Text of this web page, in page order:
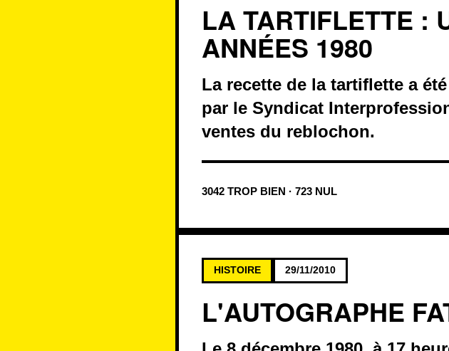
LA TARTIFLETTE :
ANNÉES 1980
La recette de la tartiflette a
par le Syndicat
ventes du reblochon.
3042 TROP BIEN · 723 NUL
HISTOIRE 29/11/2010
L'AUTOGRAPHE